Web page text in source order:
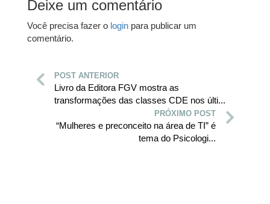
Deixe um comentário
Você precisa fazer o login para publicar um
comentário.
POST ANTERIOR
Livro da Editora FGV mostra as
transformações das classes CDE nos últi...
PRÓXIMO POST
“Mulheres e preconceito na área de TI” é
tema do Psicologi...